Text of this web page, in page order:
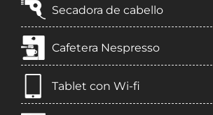
Secadora de cabello
Cafetera Nespresso
Tablet con Wi-fi